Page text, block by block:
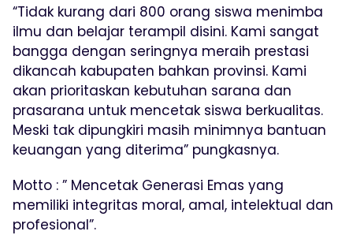
“Tidak kurang dari 800 orang siswa menimba
ilmu dan belajar terampil disini. Kami sangat
bangga dengan seringnya meraih prestasi
dikancah kabupaten bahkan provinsi. Kami
akan prioritaskan kebutuhan sarana dan
prasarana untuk mencetak siswa berkualitas.
Meski tak dipungkiri masih minimnya bantuan
keuangan yang diterima” pungkasnya.
Motto : ” Mencetak Generasi Emas yang
memiliki integritas moral, amal, intelektual dan
profesional”.